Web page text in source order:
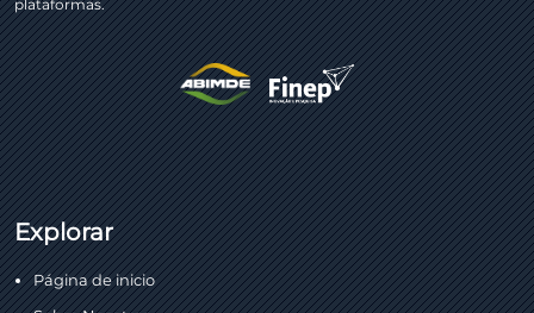
plataformas.
Explorar
Página de inicio